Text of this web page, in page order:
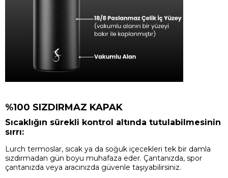
%100 SIZDIRMAZ KAPAK
Sıcaklığın sürekli kontrol altında tutulabilmesinin
sırrı:
Lurch termoslar, sıcak ya da soğuk içecekleri tek bir damla
sızdırmadan gün boyu muhafaza eder. Çantanızda, spor
çantanızda veya aracınızda güvenle taşıyabilirsiniz.